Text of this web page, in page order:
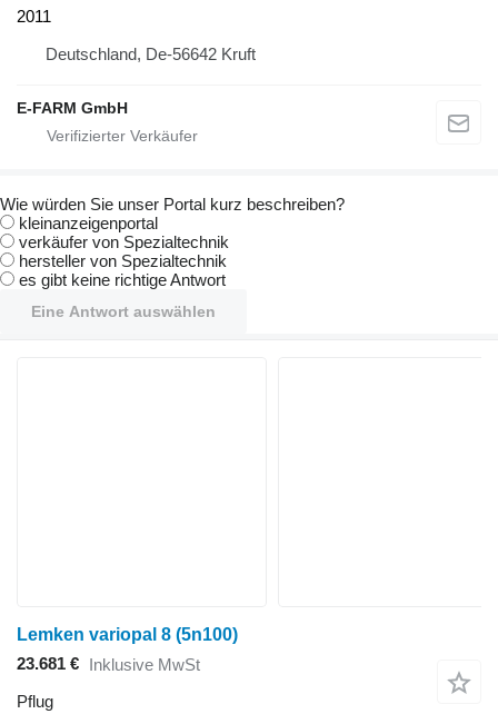
2011
Deutschland, De-56642 Kruft
E-FARM GmbH
Wie würden Sie unser Portal kurz beschreiben?
kleinanzeigenportal
verkäufer von Spezialtechnik
hersteller von Spezialtechnik
es gibt keine richtige Antwort
Eine Antwort auswählen
Lemken variopal 8 (5n100)
23.681 € Inklusive MwSt
Pflug